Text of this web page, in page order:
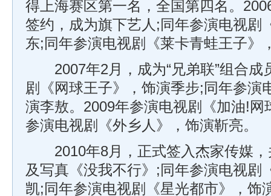
得上海赛区第一名，全国第四名。
签约，成为旗下艺人;同年参演电视剧
东;同年参演电视剧《莱卡青蛙王子》
2007年2月，成为“兄弟联”组合成
剧《网球王子》，饰演季步;同年参演
演李敖。2009年参演电视剧《加油!网
参演电视剧《外乡人》，饰演靳亮。
2010年8月，正式签入杰家传媒，
及写真《没我不行》;同年参演电视剧
凯;同年参演电视剧《星光都市》，饰